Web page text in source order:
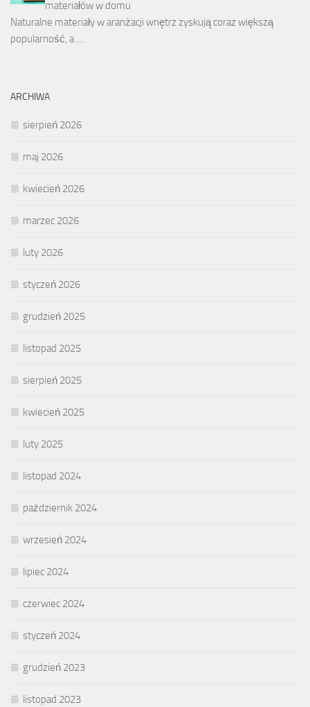
materiałów w domu
Naturalne materiały w aranżacji wnętrz zyskują coraz większą
popularność, a …
ARCHIWA
sierpień 2026
maj 2026
kwiecień 2026
marzec 2026
luty 2026
styczeń 2026
grudzień 2025
listopad 2025
sierpień 2025
kwiecień 2025
luty 2025
listopad 2024
październik 2024
wrzesień 2024
lipiec 2024
czerwiec 2024
styczeń 2024
grudzień 2023
listopad 2023